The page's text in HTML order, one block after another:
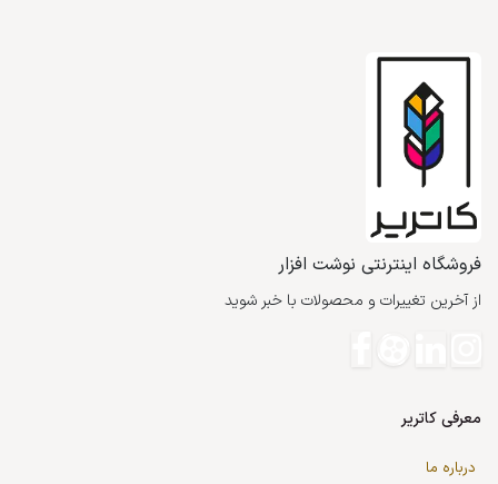
فروشگاه اینترنتی نوشت افزار
از آخرین تغییرات و محصولات با خبر شوید
معرفی کاتریر
درباره ما